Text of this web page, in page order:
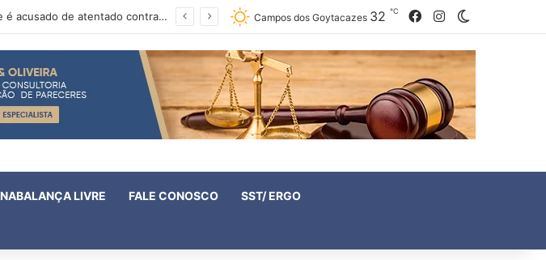
Oruam tem prisão revogada no processo em que é acusado de atentado contra a vida de policiais Campos dos Goytacazes 32 ℃ FacebookInstagram
NABALANÇA LIVRE FALE CONOSCO SST/ ERGO